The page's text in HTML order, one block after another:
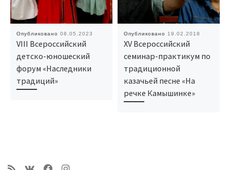
Опубликовано 08.05.2023
VIII Всероссийский
детско-юношеский
форум «Наследники
традиций»
Опубликовано 19.02.2018
XV Всеросcийский
семинар-практикум по
традиционной
казачьей песне «На
речке Камышинке»